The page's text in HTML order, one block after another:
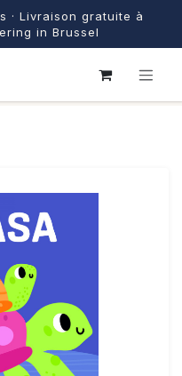
· Livraison gratuite à
in Brussel